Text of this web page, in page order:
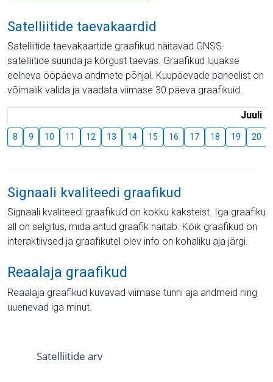
Satelliitide taevakaardid
Satelliitide taevakaartide graafikud näitavad GNSS-
satelliitide suunda ja kõrgust taevas. Graafikud luuakse
eelneva ööpäeva andmete põhjal. Kuupäevade paneelist on
võimalik valida ja vaadata viimase 30 päeva graafikuid.
Juuli
8 9 10 11 12 13 14 15 16 17 18 19 20
Signaali kvaliteedi graafikud
Signaali kvaliteedi graafikuid on kokku kaksteist. Iga graafiku
all on selgitus, mida antud graafik näitab. Kõik graafikud on
interaktiivsed ja graafikutel olev info on kohaliku aja järgi.
Reaalaja graafikud
Reaalaja graafikud kuvavad viimase tunni aja andmeid ning
uuenevad iga minut.